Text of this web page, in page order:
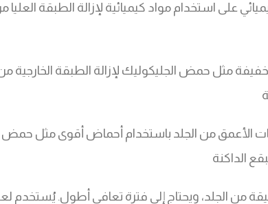
على استخدام مواد كيميائية لإزالة الطبقة
مثل حمض الجليكوليك لإزالة الطبقة الخارجية من
الأعمق من الجلد باستخدام أحماض أقوى مثل حمض
الداكنة
من الجلد، ويحتاج إلى فترة تعافي أطول. يُستخدم